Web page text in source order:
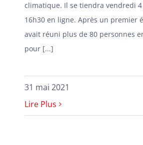
climatique. Il se tiendra vendredi
16h30 en ligne. Après un premier
avait réuni plus de 80 personnes
pour [...]
31 mai 2021
Lire Plus